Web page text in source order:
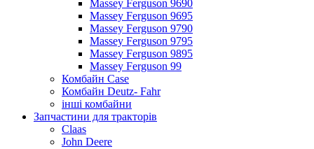
Massey Ferguson 9690
Massey Ferguson 9695
Massey Ferguson 9790
Massey Ferguson 9795
Massey Ferguson 9895
Massey Ferguson 99
Комбайн Case
Комбайн Deutz- Fahr
інші комбайни
Запчастини для тракторів
Claas
John Deere